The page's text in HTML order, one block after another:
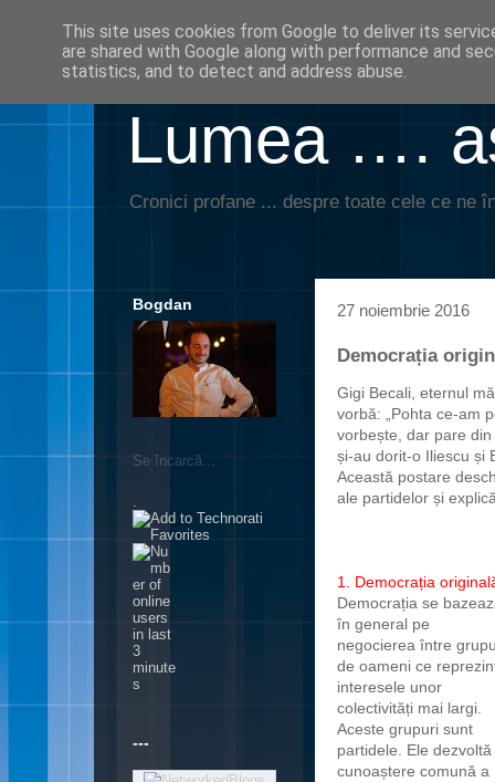
Lumea ….
Cronici profane ... despre toate cele ce ne
27 noiembrie 2016
Democrația
Gigi Becali, eternul
vorbă: „Pohta ce-am
vorbește, dar pare
și-au dorit-o Iliescu și
Această postare
ale partidelor și
1. Democrația
Democrația se
în general pe
negocierea între
de oameni ce
interesele unor
colectivități mai largi.
Aceste grupuri sunt
partidele. Ele dezvoltă
cunoaștere comună a
Bogdan
Se încarcă...
.
---
This site uses cookies from Google to deliver its
are shared with Google along with performance and
statistics, and to detect and address abuse.